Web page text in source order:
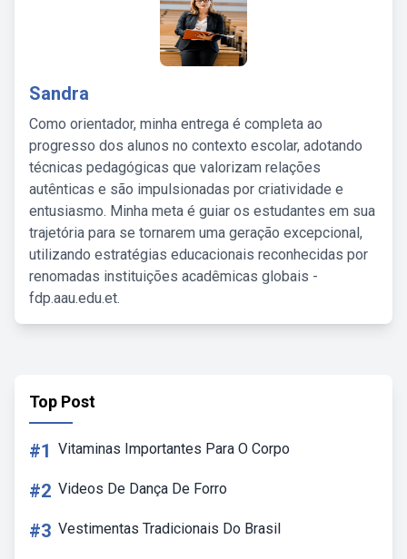
Sandra
Como orientador, minha entrega é completa ao
progresso dos alunos no contexto escolar, adotando
técnicas pedagógicas que valorizam relações
autênticas e são impulsionadas por criatividade e
entusiasmo. Minha meta é guiar os estudantes em sua
trajetória para se tornarem uma geração excepcional,
utilizando estratégias educacionais reconhecidas por
renomadas instituições acadêmicas globais -
fdp.aau.edu.et.
Top Post
#1 Vitaminas Importantes Para O Corpo
#2 Videos De Dança De Forro
#3 Vestimentas Tradicionais Do Brasil